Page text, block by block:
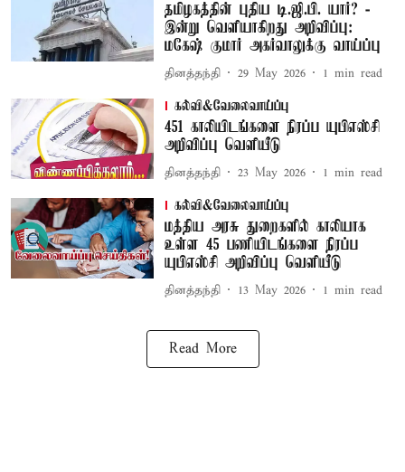
தமிழகத்தின் புதிய டி.ஜி.பி. யார்? -
இன்று வெளியாகிறது அறிவிப்பு:
மகேஷ் குமார் அகர்வாலுக்கு வாய்ப்பு
தினத்தந்தி 29 May 2026 1 min read
கல்வி&வேலைவாய்ப்பு
451 காலியிடங்களை நிரப்ப யுபிஎஸ்சி
அறிவிப்பு வெளியீடு
தினத்தந்தி 23 May 2026 1 min read
கல்வி&வேலைவாய்ப்பு
மத்திய அரசு துறைகளில் காலியாக
உள்ள 45 பணியிடங்களை நிரப்ப
யுபிஎஸ்சி அறிவிப்பு வெளியீடு
தினத்தந்தி 13 May 2026 1 min read
Read More